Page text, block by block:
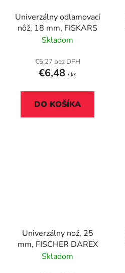
Univerzálny odlamovací
nôž, 18 mm, FISKARS
Skladom
€5,27 bez DPH
€6,48 / ks
DO KOŠÍKA
Univerzálny nož, 25
mm, FISCHER DAREX
Skladom